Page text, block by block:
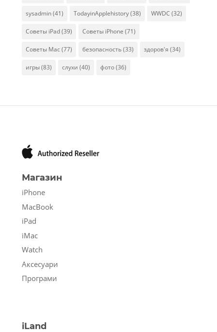
sysadmin(41) TodayinApplehistory(38) WWDC (32)
Советы iPad(39) Советы iPhone (71)
Советы Mac (77) безопасность(33) здоров'я (34)
игры(83) слухи (40) фото(36)
Магазин
iPhone
MacBook
iPad
iMac
Watch
Аксесуари
Програми
iLand